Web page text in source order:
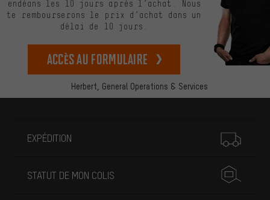
Herbert, General Operations & Services
endéans les 10 jours après l’achat. Nous
te rembourserons le prix d’achat dans un
délai de 10 jours.
Accès au formulaire
EXPÉDITION
STATUT DE MON COLIS